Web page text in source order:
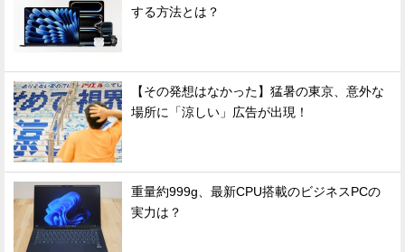
する方法とは？
【その発想はなかった】猛暑の東京、意外な
場所に「涼しい」広告が出現！
重量約999g、最新CPU搭載のビジネスPCの
実力は？